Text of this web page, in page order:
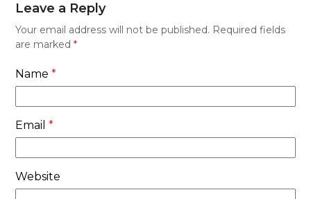
Leave a Reply
Your email address will not be published. Required fields
are marked*
Name*
Email*
Website